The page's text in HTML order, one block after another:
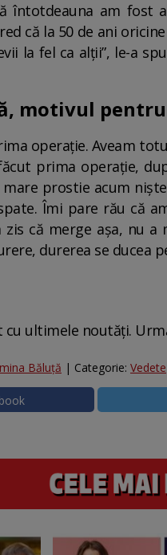
întotdeauna am
că la 50 de ani
la fel ca alții”, le-a
motivul
operație. Aveam
prima operație,
prostie acum
Îmi pare rău că
zis că merge așa, nu
durerea se ducea
cu ultimele noutăți.
Băluță | Categorie: Vedete